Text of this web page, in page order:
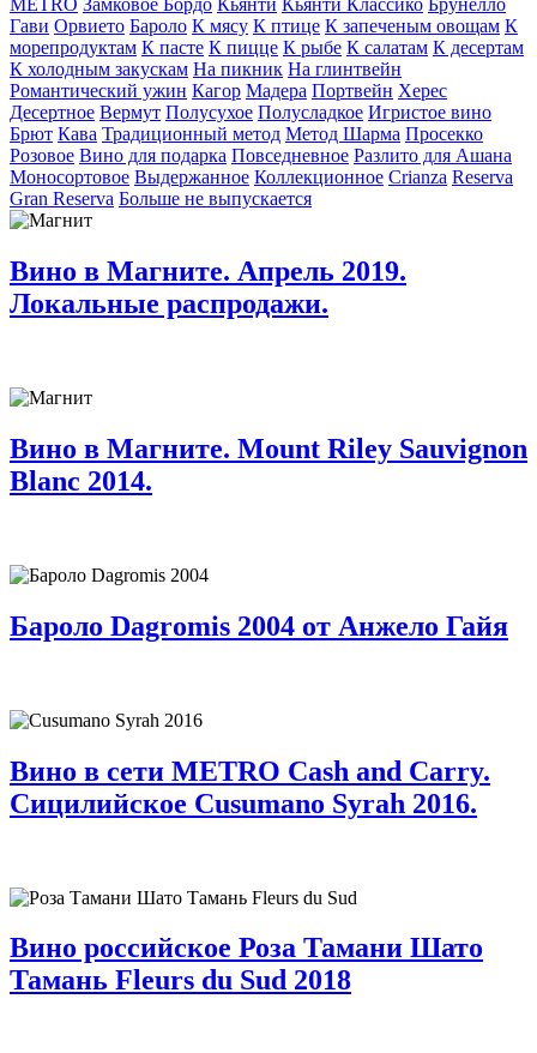
METRO Замковое Бордо Кьянти Кьянти Классико Брунелло
Гави Орвието Бароло К мясу К птице К запеченым овощам К
морепродуктам К пасте К пицце К рыбе К салатам К десертам
К холодным закускам На пикник На глинтвейн
Романтический ужин Кагор Мадера Портвейн Херес
Десертное Вермут Полусухое Полусладкое Игристое вино
Брют Кава Традиционный метод Метод Шарма Просекко
Розовое Вино для подарка Повседневное Разлито для Ашана
Моносортовое Выдержанное Коллекционное Crianza Reserva
Gran Reserva Больше не выпускается
Вино в Магните. Апрель 2019.
Локальные распродажи.
Вино в Магните. Mount Riley Sauvignon
Blanc 2014.
Бароло Dagromis 2004 от Анжело Гайя
Вино в сети METRO Cash and Carry.
Сицилийское Cusumano Syrah 2016.
Вино российское Роза Тамани Шато
Тамань Fleurs du Sud 2018